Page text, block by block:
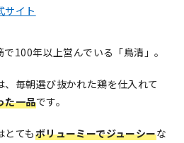
サイト
100年以上営んでいる「鳥清」。
毎朝選び抜かれた鶏を仕入れて
た一品です。
とてもボリューミーでジューシーな